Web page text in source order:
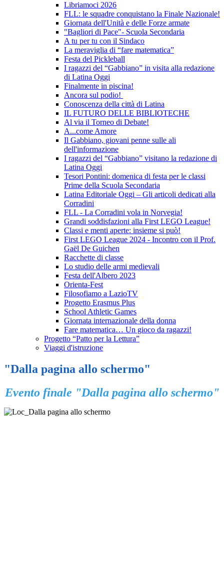
Libriamoci 2026
FLL: le squadre conquistano la Finale Nazionale!
Giornata dell'Unità e delle Forze armate
"Bagliori di Pace"- Scuola Secondaria
A tu per tu con il Sindaco
La meraviglia di “fare matematica”
Festa del Pickleball
I ragazzi del “Gabbiano” in visita alla redazione
di Latina Oggi
Finalmente in piscina!
Ancora sul podio!
Conoscenza della città di Latina
IL FUTURO DELLE BIBLIOTECHE
Al via il Torneo di Debate!
A...come Amore
Il Gabbiano, giovani penne sulle ali
dell'informazione
I ragazzi del “Gabbiano” visitano la redazione di
Latina Oggi
Tesori Pontini: domenica di festa per le classi
Prime della Scuola Secondaria
Latina Editoriale Oggi – Gli articoli dedicati alla
Corradini
FLL - La Corradini vola in Norvegia!
Grandi soddisfazioni alla First LEGO League!
Classi e menti aperte: insieme si può!
First LEGO League 2024 - Incontro con il Prof.
Gaël De Guichen
Racchette di classe
Lo studio delle armi medievali
Festa dell'Albero 2023
Orienta-Fest
Filosofiamo a LazioTV
Progetto Erasmus Plus
School Athletic Games
Giornata internazionale della donna
Fare matematica… Un gioco da ragazzi!
Progetto “Patto per la Lettura”
Viaggi d'istruzione
"Dalla pagina allo schermo"
Evento finale "Dalla pagina allo schermo"